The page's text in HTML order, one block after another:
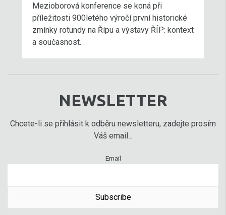
Mezioborová konference se koná při
příležitosti 900letého výročí první historické
zmínky rotundy na Řípu a výstavy ŘÍP: kontext
a současnost.
NEWSLETTER
Chcete-li se přihlásit k odběru newsletteru, zadejte prosím
Váš email...
Email
Subscribe